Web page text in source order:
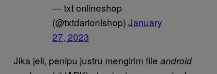
— txt onlineshop
(@txtdarionlshop) January
27, 2023
Jika jeli, penipu justru mengirim file android